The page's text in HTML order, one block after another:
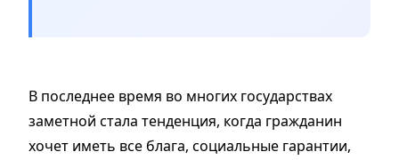
В последнее время во многих государствах
заметной стала тенденция, когда гражданин
хочет иметь все блага, социальные гарантии,